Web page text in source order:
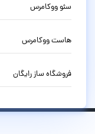
سئو ووکامرس
هاست ووکامرس
فروشگاه ساز رایگان